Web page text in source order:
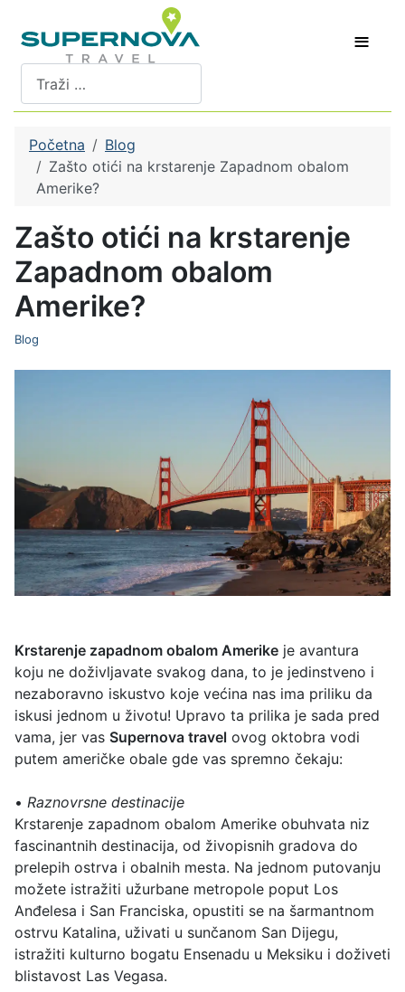
≡
Pretraži
Početna
Blog
Zašto otići na krstarenje Zapadnom obalom
Amerike?
Zašto otići na krstarenje
Zapadnom obalom
Amerike?
Blog
Krstarenje zapadnom obalom Amerike je avantura
koju ne doživljavate svakog dana, to je jedinstveno i
nezaboravno iskustvo koje većina nas ima priliku da
iskusi jednom u životu! Upravo ta prilika je sada pred
vama, jer vas Supernova travel ovog oktobra vodi
putem američke obale gde vas spremno čekaju:
• Raznovrsne destinacije
Krstarenje zapadnom obalom Amerike obuhvata niz
fascinantnih destinacija, od živopisnih gradova do
prelepih ostrva i obalnih mesta. Na jednom putovanju
možete istražiti užurbane metropole poput Los
Anđelesa i San Franciska, opustiti se na šarmantnom
ostrvu Katalina, uživati u sunčanom San Dijegu,
istražiti kulturno bogatu Ensenadu u Meksiku i doživeti
blistavost Las Vegasa.